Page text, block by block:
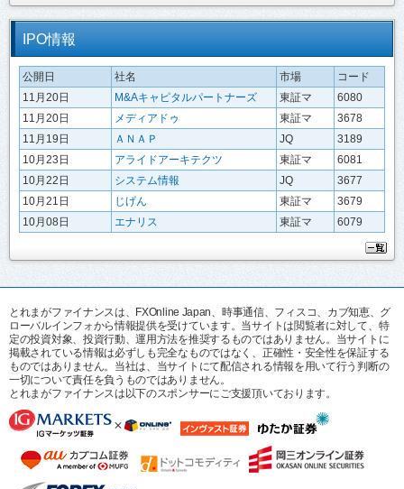
IPO情報
公開日 社名 市場
コード
11月20日
M&Aキャピタルパートナーズ 東証マ
6080
11月20日
メディアドゥ 東証マ
3678
11月19日
ＡＮＡＰ JQ
3189
10月23日
アライドアーキテクツ 東証マ
6081
10月22日
システム情報 JQ
3677
10月21日
じげん 東証マ
3679
10月08日
エナリス 東証マ 6079
とれまがファイナンスは、FXOnline Japan、時事通信、フィスコ、カブ知恵、グ
ローバルインフォから情報提供を受けています。当サイトは閲覧者に対して、特
定の投資対象、投資行動、運用方法を推奨するものではありません。当サイトに
掲載されている情報は必ずしも完全なものではなく、正確性・安全性を保証する
ものではありません。当社は、当サイトにて配信される情報を用いて行う判断の
一切について責任を負うものではありません。
とれまがファイナンスは以下のスポンサーにご支援頂いております。